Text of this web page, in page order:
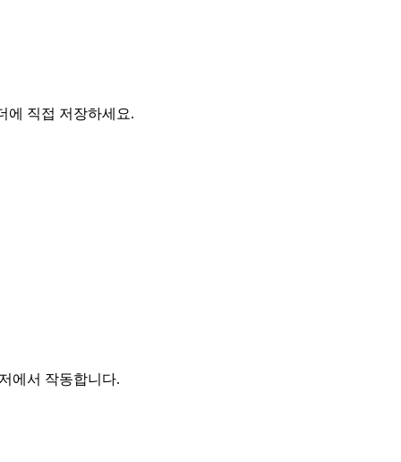
에 직접 저장하세요.
에서 작동합니다.